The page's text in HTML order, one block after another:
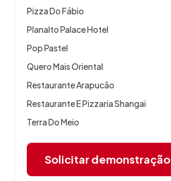
Pizza Do Fábio
Planalto Palace Hotel
Pop Pastel
Quero Mais Oriental
Restaurante Arapucão
Restaurante E Pizzaria Shangai
Terra Do Meio
Solicitar demonstração